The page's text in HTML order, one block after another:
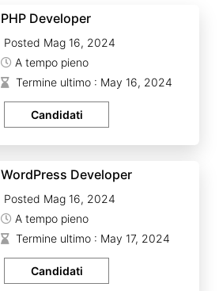
PHP Developer
Posted Mag 16, 2024
A tempo pieno
Termine ultimo : May 16, 2024
Candidati
WordPress Developer
Posted Mag 16, 2024
A tempo pieno
Termine ultimo : May 17, 2024
Candidati